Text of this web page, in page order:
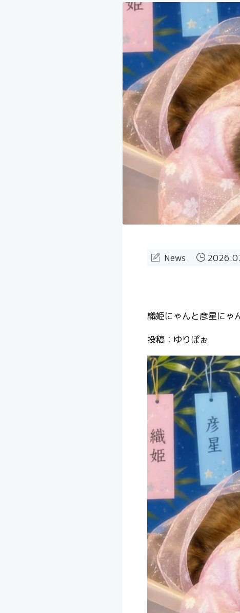
News
織姫にゃんと彦星にゃ
投稿：ゆりぽぉ